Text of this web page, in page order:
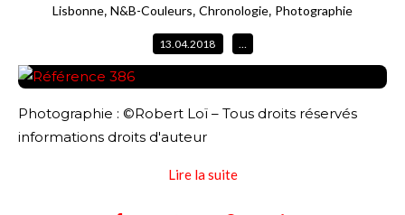
Lisbonne, N&B-Couleurs, Chronologie, Photographie
13.04.2018 …
Photographie : ©Robert Loï – Tous droits réservés
informations droits d'auteur
Lire la suite